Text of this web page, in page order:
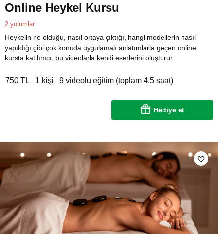
Online Heykel Kursu
2 yorumlar
Heykelin ne olduğu, nasıl ortaya çıktığı, hangi modellerin nasıl
yapıldığı gibi çok konuda uygulamalı anlatımlarla geçen online
kursta katılımcı, bu videolarla kendi eserlerini oluşturur.
750 TL 1 kişi 9 videolu eğitim (toplam 4.5 saat)
Hediye et